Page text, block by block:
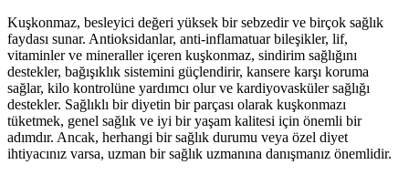
Kuşkonmaz, besleyici değeri yüksek bir sebzedir ve birçok sağlık
faydası sunar. Antioksidanlar, anti-inflamatuar bileşikler, lif,
vitaminler ve mineraller içeren kuşkonmaz, sindirim sağlığını
destekler, bağışıklık sistemini güçlendirir, kansere karşı koruma
sağlar, kilo kontrolüne yardımcı olur ve kardiyovasküler sağlığı
destekler. Sağlıklı bir diyetin bir parçası olarak kuşkonmazı
tüketmek, genel sağlık ve iyi bir yaşam kalitesi için önemli bir
adımdır. Ancak, herhangi bir sağlık durumu veya özel diyet
ihtiyacınız varsa, uzman bir sağlık uzmanına danışmanız önemlidir.